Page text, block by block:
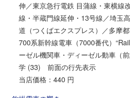
伸／東京急行電鉄 目蒲線・東横線
線・半蔵門線延伸・13号線／埼玉
道（つくばエクスプレス）／多摩
700系新幹線電車（7000番代）
ーゼル機関車・ディーゼル動車（
学 (33) 前面の行先表示
当店価格：440 円